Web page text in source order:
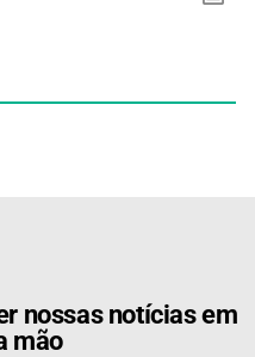
nossas notícias em
mão